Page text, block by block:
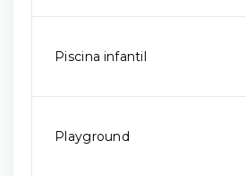
Piscina infantil
Playground